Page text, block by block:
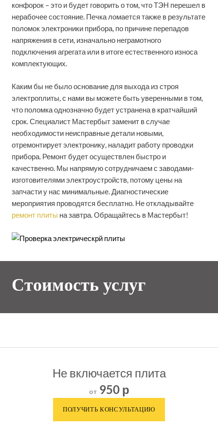
конфорок – это и будет говорить о том, что ТЭН перешел в
нерабочее состояние. Печка ломается также в результате
поломок электроники прибора, по причине перепадов
напряжения в сети, изначально неграмотного
подключения агрегата или в итоге естественного износа
комплектующих.
Каким бы не было основание для выхода из строя
электроплиты, с нами вы можете быть уверенными в том,
что поломка однозначно будет устранена в кратчайший
срок. Специалист Мастербыт заменит в случае
необходимости неисправные детали новыми,
отремонтирует электронику, наладит работу проводки
прибора. Ремонт будет осуществлен быстро и
качественно. Мы напрямую сотрудничаем с заводами-
изготовителями электроустройств, потому цены на
запчасти у нас минимальные. Диагностические
мероприятия проводятся бесплатно. Не откладывайте
ремонт плиты на завтра. Обращайтесь в Мастербыт!
Стоимость услуг
Не включается плита
от950 р